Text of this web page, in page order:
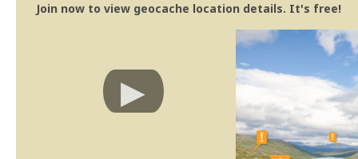
Join now to view geocache location details. It's free!